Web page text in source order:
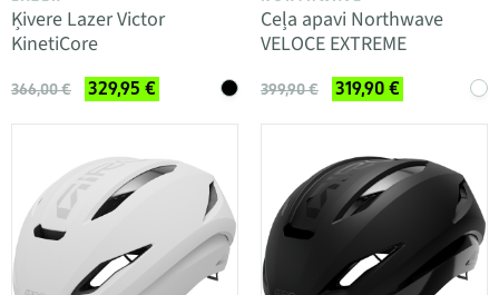
Ķivere Lazer Victor
KinetiCore
366,00 € 329,95 €
Ceļa apavi Northwave
VELOCE EXTREME
399,90 € 319,90 €